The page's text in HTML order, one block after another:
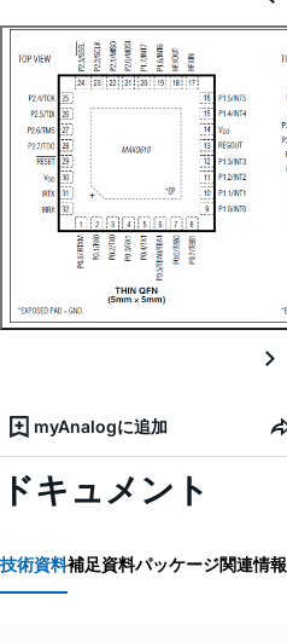
myAnalogに追加
ドキュメント
技術資料補足資料パッケージ関連情報